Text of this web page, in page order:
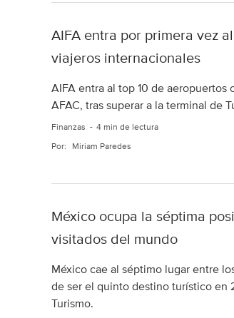
AIFA entra por primera vez
viajeros internacionales
AIFA entra al top 10 de aeropuertos
AFAC, tras superar a la terminal de
Finanzas 4 min de lectura
Por: Miriam Paredes
México ocupa la séptima
visitados del mundo
México cae al séptimo lugar entre
de ser el quinto destino turístico en
Turismo.